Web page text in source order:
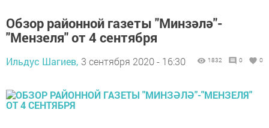
Обзор районной газеты "Минзәлә"-
"Мензеля" от 4 сентября
Ильдус Шагиев, 3 сентября 2020 - 16:30 1832 0 0